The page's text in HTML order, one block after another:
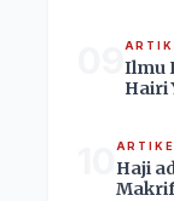
Ilmu
Hairi
Haji